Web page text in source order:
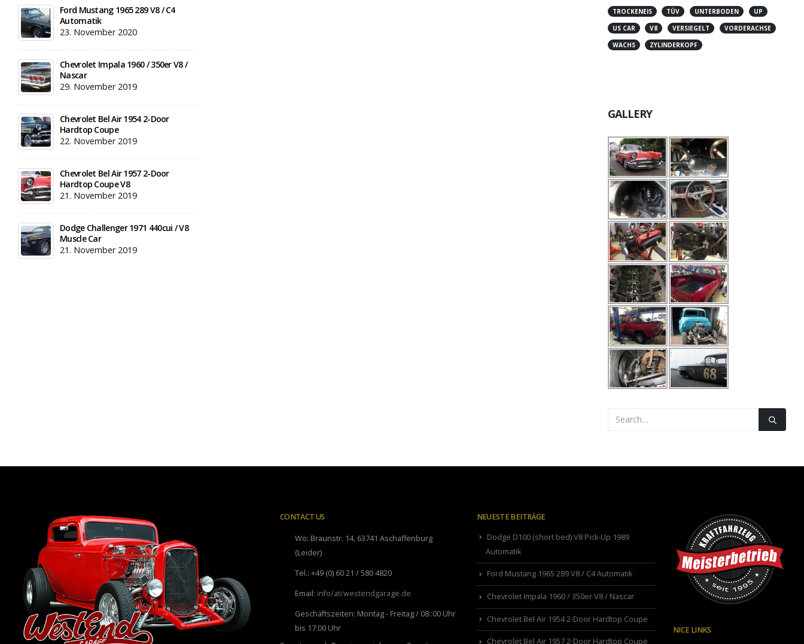
Ford Mustang 1965 289 V8 / C4
Automatik
23. November 2020
Chevrolet Impala 1960 / 350er V8 /
Nascar
29. November 2019
Chevrolet Bel Air 1954 2-Door
Hardtop Coupe
22. November 2019
Chevrolet Bel Air 1957 2-Door
Hardtop Coupe V8
21. November 2019
Dodge Challenger 1971 440cui / V8
Muscle Car
21. November 2019
TROCKENEIS
TÜV UNTERBODEN
UP
US CAR
V8 VERSIEGELT
VORDERACHSE
WACHS
ZYLINDERKOPF
GALLERY
CONTACT US
Wo: Braunstr. 14, 63741 Aschaffenburg
(Leider)
Tel.: +49 (0) 60 21 / 580 4820
Email: info/at/westendgarage.de
Geschäftszeiten: Montag - Freitag / 08::00 Uhr
bis 17:00 Uhr
NEUESTE BEITRÄGE
Dodge D100 (short bed) V8 Pick-Up 1989
Automatik
Ford Mustang 1965 289 V8 / C4 Automatik
Chevrolet Impala 1960 / 350er V8 / Nascar
Chevrolet Bel Air 1954 2-Door Hardtop Coupe
Chevrolet Bel Air 1957 2-Door Hardtop Coupe
NICE LINKS